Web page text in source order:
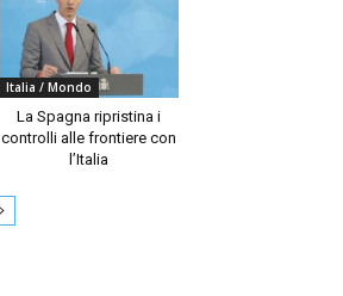
Italia / Mondo
La Spagna ripristina i
controlli alle frontiere con
l’Italia